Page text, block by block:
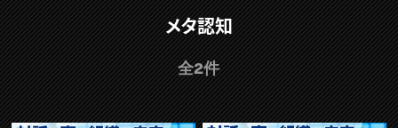
RECRUIT
クリエイター求人を探す
CREATIVE JOB求人検索
特集求人
採用説明会
転職支援サービス
CONTENTS
メタ認知
全2件